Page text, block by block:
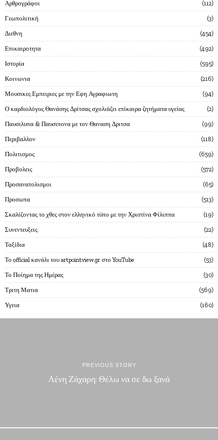
Αρθρογράφοι 112
Γεωπολιτική 3
Διεθνη 454
Επικαιροτητα 492
Ιστορία 595
Κοινωνια 216
Μουσικες Εμπειριες με την Εφη Αγραφιωτη 94
Ο καρδιολόγος Θανάσης Δρίτσας σχολιάζει επίκαιρα ζητήματα υγείας 2
Παυσιλυπα & Παυσιπονα με τον Θαναση Δριτσα 99
Περιβαλλον 118
Πολιτισμος 659
Προβολεις 572
Προσανατολισμοι 65
Προσωπα 513
Σκαλίζοντας το χθες στον ελληνικό τύπο με την Χριστίνα Φίλιππα 19
Συνεντευξεις 22
Ταξίδια 48
Το official κανάλι του artpointview.gr στο YouTube 53
Το Ποίημα της Ημέρας 30
Τριτη Ματια 569
Υγεια 160
PREVIOUS STORY
Λένη Ζάχαρη: Θέλω να σε δω ξανά